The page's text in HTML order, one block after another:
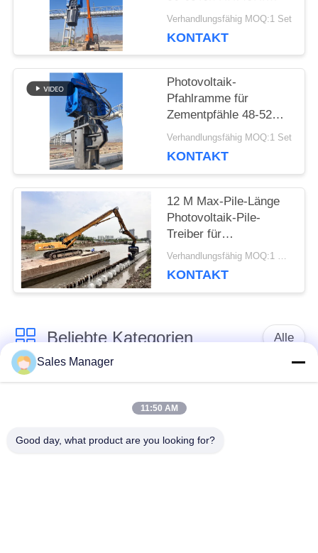
FÄLLE
FORDERN
SIE EIN
ZITAT
SITEMAP
PRIVACY
POLICY
Bagger
Verhandlungsfähig MOQ:1 Set
KONTAKT
Photovoltaik-
Pfahlramme für
Zementpfähle 48-52
Tonnen HITACHI-
Verhandlungsfähig MOQ:1 Set
KONTAKT
12 M Max-Pile-Länge
Photovoltaik-Pile-
Treiber für
Schwerlastbagger 33- Verhandlungsfähig MOQ:1 SET
KONTAKT
Beliebte Kategorien Alle
Ramme
Elektrische
Seitengriff-Stapel-
Sales Manager
11:50 AM
Good day, what product are you looking for?